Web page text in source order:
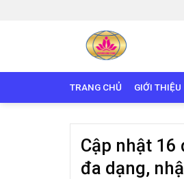
TRANG CHỦ GIỚI THIỆU
Cập nhật
đa dạng,